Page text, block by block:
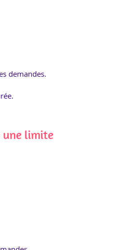
demandes.
une limite